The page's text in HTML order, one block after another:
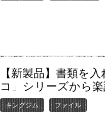
【新製品】書類を
コ」シリーズから
キングジム ファイル